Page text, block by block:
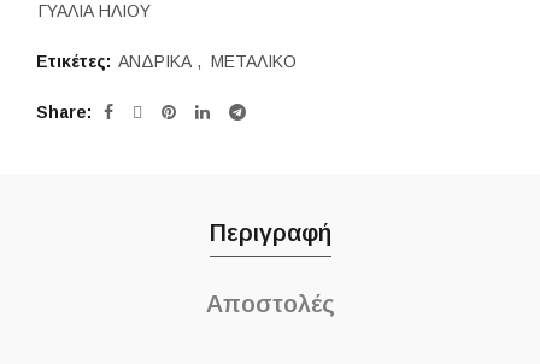
ΓΥΑΛΙΑ ΗΛΙΟΥ
Ετικέτες: ΑΝΔΡΙΚΑ , ΜΕΤΑΛΙΚΟ
Share
Περιγραφή
Αποστολές